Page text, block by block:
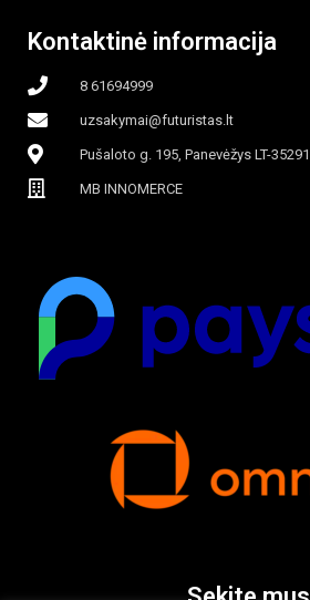
Kontaktinė informacija
8 61694999
uzsakymai@futuristas.lt
Pušaloto g. 195, Panevėžys LT-35291
MB INNOMERCE